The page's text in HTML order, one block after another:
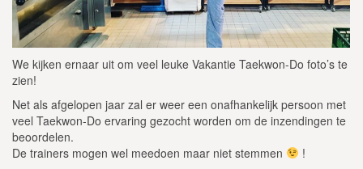
We kijken ernaar uit om veel leuke Vakantie Taekwon-Do foto’s te
zien!
Net als afgelopen jaar zal er weer een onafhankelijk persoon met
veel Taekwon-Do ervaring gezocht worden om de inzendingen te
beoordelen.
De trainers mogen wel meedoen maar niet stemmen
!